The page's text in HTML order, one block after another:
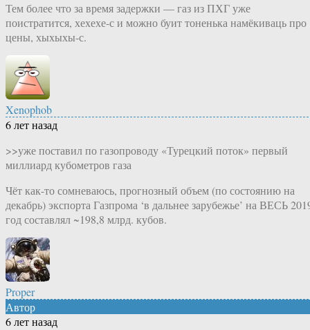
Тем более что за время задержки — газ из ПХГ уже
поистратится, хехехе-с и можно буит тоненька намёкиваць про
цены, хыхыхы-с.
Xenophob
6 лет назад
>>уже поставил по газопроводу «Турецкий поток» первый
миллиард кубометров газа
Чёт как-то сомневаюсь, прогнозный объем (по состоянию на
декабрь) экспорта Газпрома ‘в дальнее зарубежье’ на ВЕСЬ
год составлял ~198,8 млрд. кубов.
Proper
Автор
6 лет назад